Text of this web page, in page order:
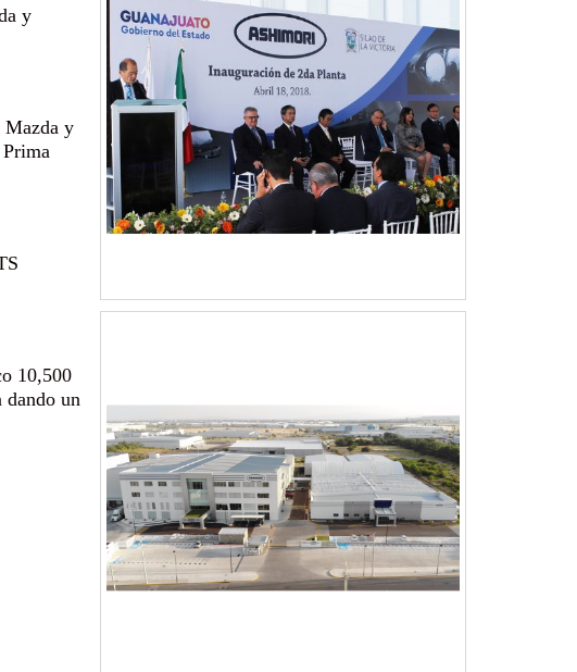
y
Mazda y
10,500
dando un